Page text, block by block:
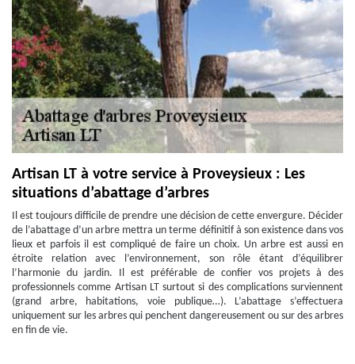
Artisan LT à votre service à Proveysieux : Les
situations d’abattage d’arbres
Il est toujours difficile de prendre une décision de cette envergure. Décider
de l’abattage d’un arbre mettra un terme définitif à son existence dans vos
lieux et parfois il est compliqué de faire un choix. Un arbre est aussi en
étroite relation avec l’environnement, son rôle étant d’équilibrer
l’harmonie du jardin. Il est préférable de confier vos projets à des
professionnels comme Artisan LT surtout si des complications surviennent
(grand arbre, habitations, voie publique…). L’abattage s’effectuera
uniquement sur les arbres qui penchent dangereusement ou sur des arbres
en fin de vie.